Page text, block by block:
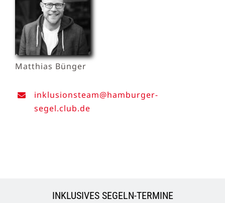
Matthias Bünger
inklusionsteam@hamburger-
segel.club.de
INKLUSIVES SEGELN-TERMINE